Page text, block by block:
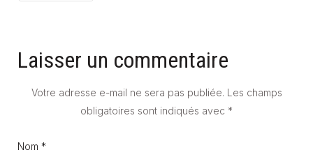
Laisser un commentaire
Votre adresse e-mail ne sera pas publiée. Les champs
obligatoires sont indiqués avec *
Nom *